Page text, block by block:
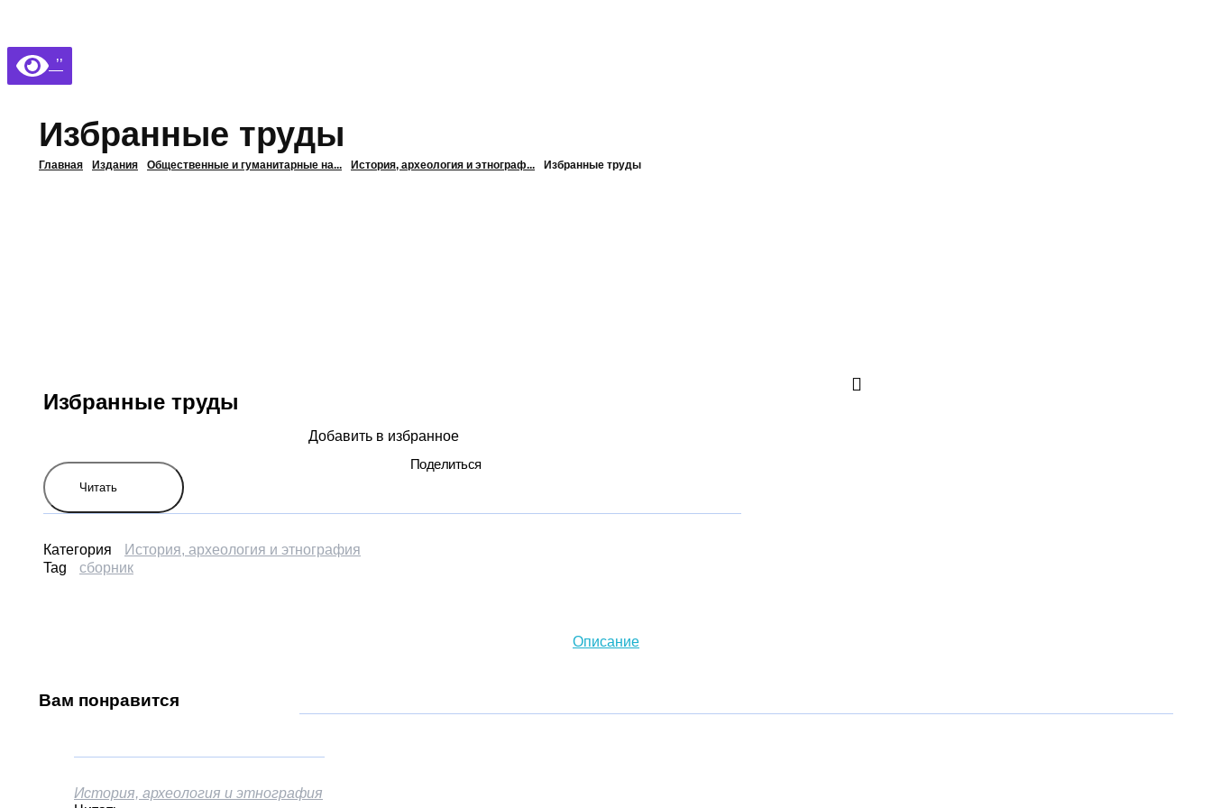
’’
Главная Издания Общественные и гуманитарные на... История, археология и этнограф... Избранные труды
Избранные труды
Избранные труды
Читать
Добавить в избранное
Поделиться
Категория
История, археология и этнография
Tag
сборник
Описание
Вам понравится
История, археология и этнография